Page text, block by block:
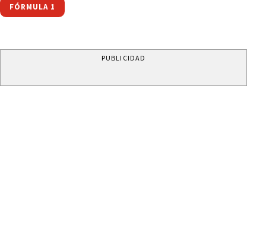
FÓRMULA 1
PUBLICIDAD